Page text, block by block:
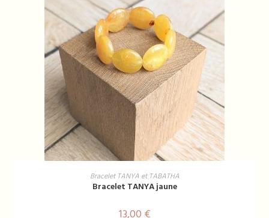
CHOIX DES OPTIONS
Ce
produit
a
plusieurs
options
Bracelet TANYA et TABATHA
Bracelet TANYA jaune
13,00 €